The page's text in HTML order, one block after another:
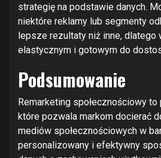
strategię na podstawie danych.
niektóre reklamy lub segmenty
lepsze rezultaty niż inne, dlatego
elastycznym i gotowym do
Podsumowanie
Remarketing społecznościowy
które pozwala markom docierać
mediów społecznościowych w
personalizowany i efektywny